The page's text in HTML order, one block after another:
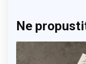
Ne